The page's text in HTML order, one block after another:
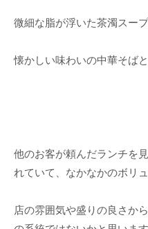
微細な脂が浮いた茶濁スー
懐かしい味わいの中華そば
他のお客が頼んだランチを
れていて、なかなかのボリュ
店の雰囲気や盛りの良さか